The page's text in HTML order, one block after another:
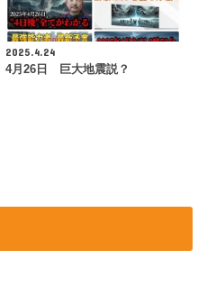
2025.4.24
4月26日 巨大地震説？